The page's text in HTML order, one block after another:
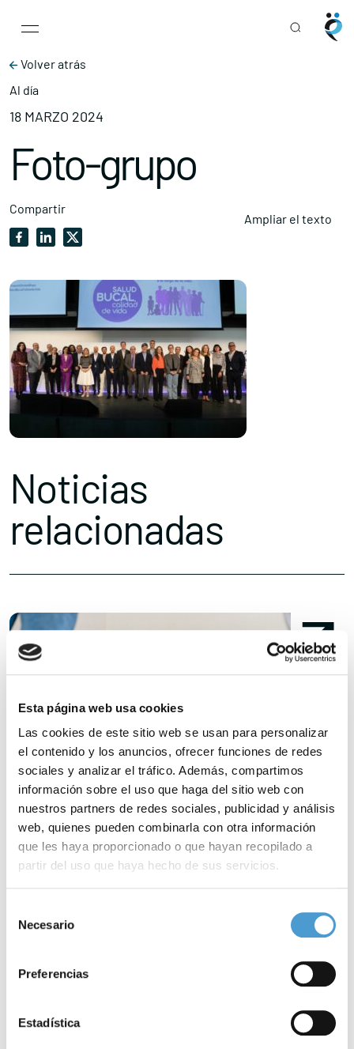
Esta página web usa cookies
Las cookies de este sitio web se usan para personalizar
el contenido y los anuncios, ofrecer funciones de redes
sociales y analizar el tráfico. Además, compartimos
información sobre el uso que haga del sitio web con
nuestros partners de redes sociales, publicidad y análisis
web, quienes pueden combinarla con otra información
que les haya proporcionado o que hayan recopilado a
partir del uso que haya hecho de sus servicios.
de cookies
Necesario
Preferencias
Estadística
Main Navigation
Volver atrás
Al día
18 MARZO 2024
Foto-grupo
Compartir
Ampliar el texto
Noticias
relacionadas